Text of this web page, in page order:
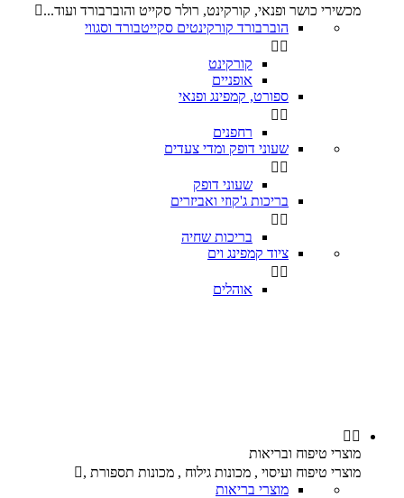
מכשירי כושר ופנאי, קורקינט, רולר סקייט והוברבורד ועוד...
הוברבורד קורקינטים סקייטבורד וסגווי
 
קורקינט
אופניים
ספורט, קמפינג ופנאי
 
רחפנים
שעוני דופק ומדי צעדים
 
שעוני דופק
בריכות ג'קוזי ואביזרים
 
בריכות שחיה
ציוד קמפינג וים
 
אוהלים
 
מוצרי טיפוח ובריאות
מוצרי טיפוח ועיסוי , מכונות גילוח , מכונות תספורת ,
מוצרי בריאות